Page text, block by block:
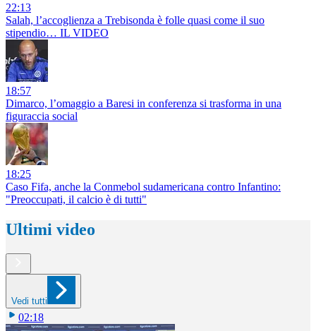
22:13
Salah, l’accoglienza a Trebisonda è folle quasi come il suo
stipendio… IL VIDEO
18:57
Dimarco, l’omaggio a Baresi in conferenza si trasforma in una
figuraccia social
18:25
Caso Fifa, anche la Conmebol sudamericana contro Infantino:
"Preoccupati, il calcio è di tutti"
Ultimi video
Vedi tutti
02:18